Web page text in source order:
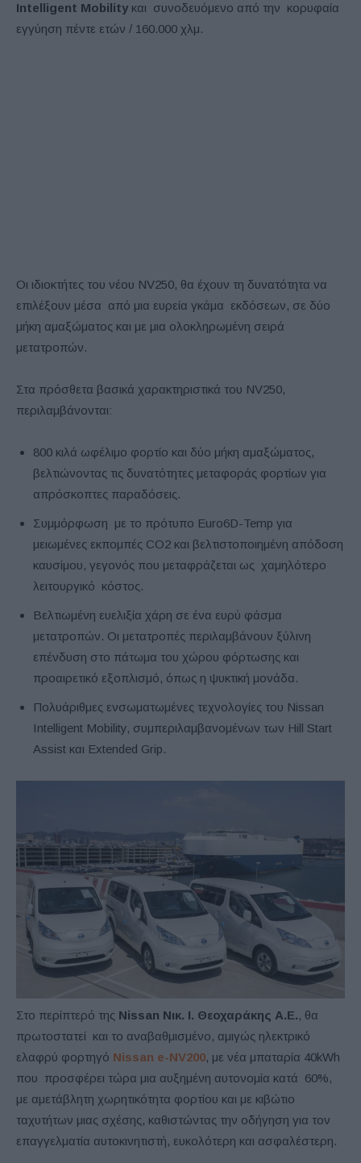
Intelligent Mobility και συνοδευόμενο από την κορυφαία
εγγύηση πέντε ετών / 160.000 χλμ.
Οι ιδιοκτήτες του νέου NV250, θα έχουν τη δυνατότητα να
επιλέξουν μέσα από μια ευρεία γκάμα εκδόσεων, σε δύο
μήκη αμαξώματος και με μια ολοκληρωμένη σειρά
μετατροπών.
Στα πρόσθετα βασικά χαρακτηριστικά του NV250,
περιλαμβάνονται:
800 κιλά ωφέλιμο φορτίο και δύο μήκη αμαξώματος,
βελτιώνοντας τις δυνατότητες μεταφοράς φορτίων για
απρόσκοπτες παραδόσεις.
Συμμόρφωση με το πρότυπο Euro6D-Temp για
μειωμένες εκπομπές CO2 και βελτιστοποιημένη απόδοση
καυσίμου, γεγονός που μεταφράζεται ως χαμηλότερο
λειτουργικό κόστος.
Βελτιωμένη ευελιξία χάρη σε ένα ευρύ φάσμα
μετατροπών. Οι μετατροπές περιλαμβάνουν ξύλινη
επένδυση στο πάτωμα του χώρου φόρτωσης και
προαιρετικό εξοπλισμό, όπως η ψυκτική μονάδα.
Πολυάριθμες ενσωματωμένες τεχνολογίες του Nissan
Intelligent Mobility, συμπεριλαμβανομένων των Hill Start
Assist και Extended Grip.
Στο περίπτερό της Nissan Νικ. Ι. Θεοχαράκης Α.Ε., θα
πρωτοστατεί και το αναβαθμισμένο, αμιγώς ηλεκτρικό
ελαφρύ φορτηγό Nissan e-NV200, με νέα μπαταρία 40kWh
που προσφέρει τώρα μια αυξημένη αυτονομία κατά 60%,
με αμετάβλητη χωρητικότητα φορτίου και με κιβώτιο
ταχυτήτων μιας σχέσης, καθιστώντας την οδήγηση για τον
επαγγελματία αυτοκινητιστή, ευκολότερη και ασφαλέστερη.